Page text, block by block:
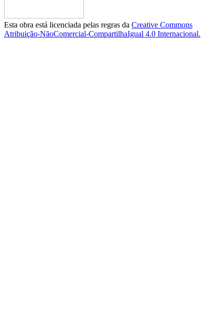
Esta obra está licenciada pelas regras da Creative Commons
Atribuição-NãoComercial-CompartilhaIgual 4.0 Internacional.